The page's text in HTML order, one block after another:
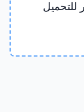
للتحميل